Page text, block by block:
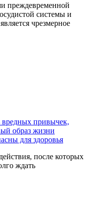
преждевременной
системы и
чрезмерное
привычек,
образ жизни
для здоровья
после которых
ждать